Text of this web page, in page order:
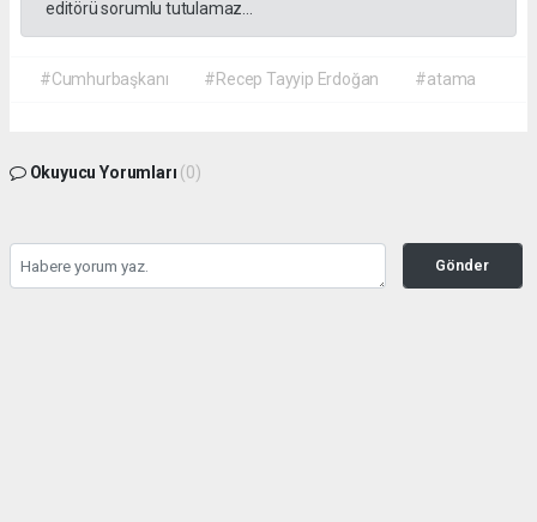
editörü sorumlu tutulamaz...
#Cumhurbaşkanı #Recep Tayyip Erdoğan #atama
Okuyucu Yorumları (0)
Gönder